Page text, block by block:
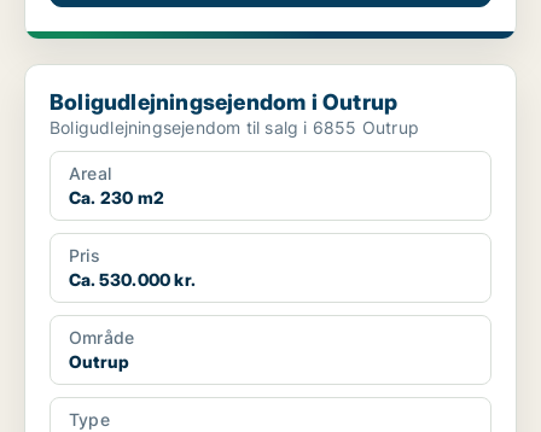
Boligudlejningsejendom i Outrup
Boligudlejningsejendom i Outrup
Boligudlejningsejendom til salg i 6855 Outrup
Areal
Ca. 230 m2
Pris
Ca. 530.000 kr.
Område
Outrup
Type